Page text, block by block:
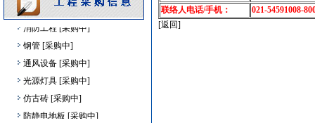
外墙装饰 [采购中]
钢管 [采购中]
通风设备 [采购中]
光源灯具 [采购中]
仿古砖 [采购中]
防静电地板 [采购中]
联络人电话/手机：
021-54591008-
[返回]